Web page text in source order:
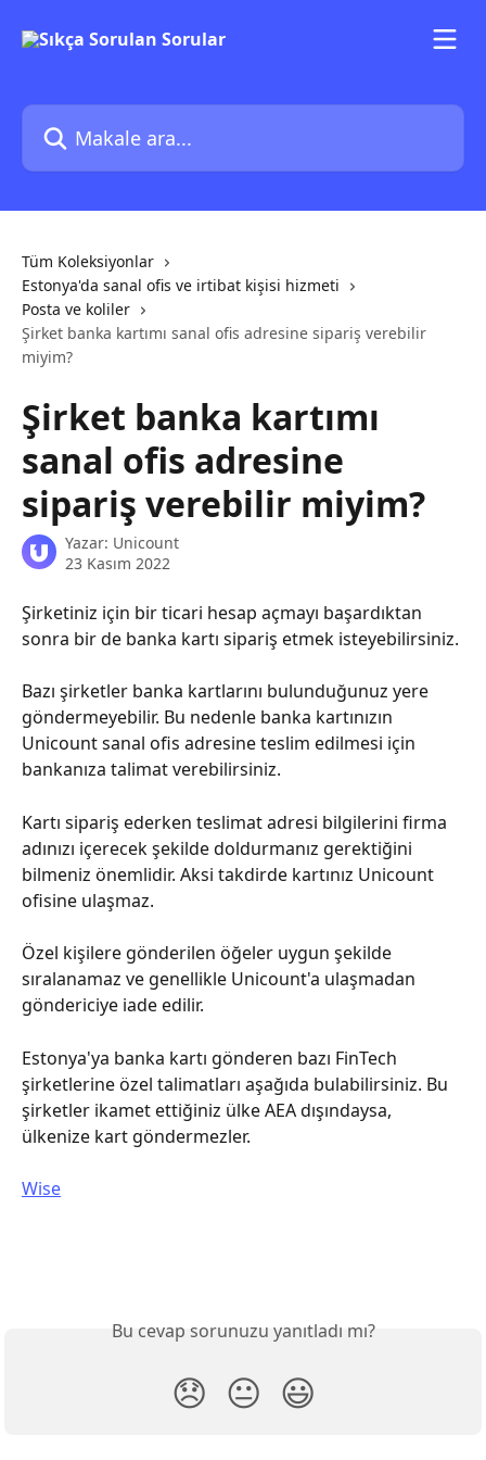
Makale ara...
Tüm Koleksiyonlar
Estonya'da sanal ofis ve irtibat kişisi hizmeti
Posta ve koliler
Şirket banka kartımı sanal ofis adresine sipariş verebilir
miyim?
Şirket banka kartımı
sanal ofis adresine
sipariş verebilir miyim?
Yazar: Unicount
23 Kasım 2022
Şirketiniz için bir ticari hesap açmayı başardıktan
sonra bir de banka kartı sipariş etmek isteyebilirsiniz.
Bazı şirketler banka kartlarını bulunduğunuz yere
göndermeyebilir. Bu nedenle banka kartınızın
Unicount sanal ofis adresine teslim edilmesi için
bankanıza talimat verebilirsiniz.
Kartı sipariş ederken teslimat adresi bilgilerini firma
adınızı içerecek şekilde doldurmanız gerektiğini
bilmeniz önemlidir. Aksi takdirde kartınız Unicount
ofisine ulaşmaz.
Özel kişilere gönderilen öğeler uygun şekilde
sıralanamaz ve genellikle Unicount'a ulaşmadan
göndericiye iade edilir.
Estonya'ya banka kartı gönderen bazı FinTech
şirketlerine özel talimatları aşağıda bulabilirsiniz. Bu
şirketler ikamet ettiğiniz ülke AEA dışındaysa,
ülkenize kart göndermezler.
Wise
Bu cevap sorunuzu yanıtladı mı?
😞 😐 😃